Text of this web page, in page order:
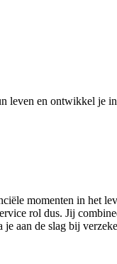
leven en ontwikkel je
momenten in het
rol dus. Jij
aan de slag bij